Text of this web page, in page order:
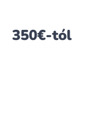
350€-tól